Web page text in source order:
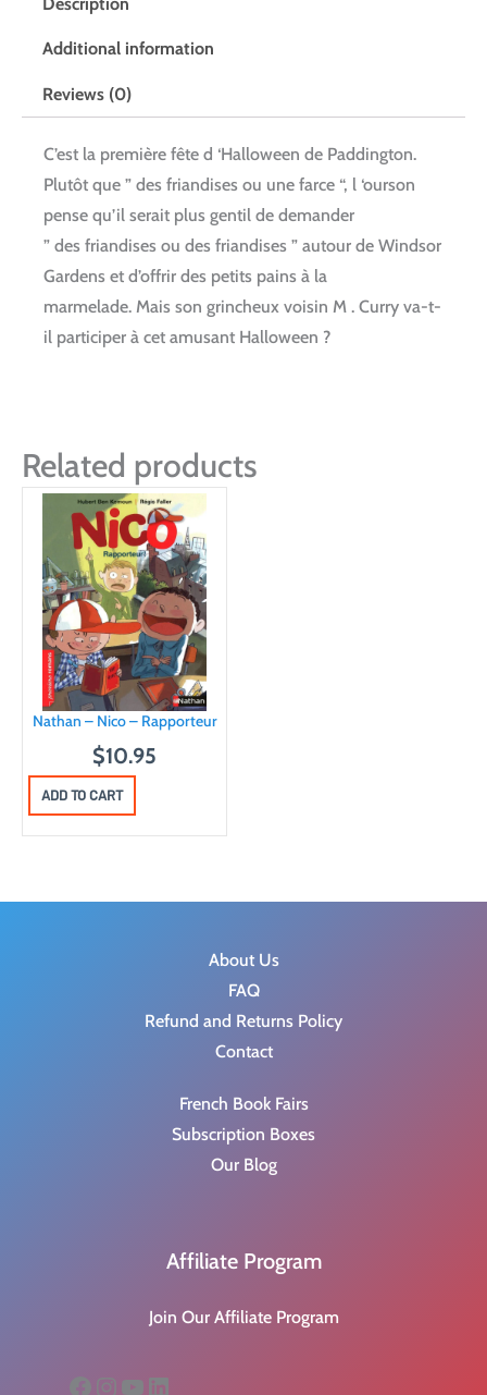
Additional information
Reviews (0)
C’est la première fête d ‘Halloween de Paddington.
Plutôt que ” des friandises ou une farce “, l ‘ourson
pense qu’il serait plus gentil de demander
” des friandises ou des friandises ” autour de Windsor
Gardens et d’offrir des petits pains à la
marmelade. Mais son grincheux voisin M . Curry va-t-
il participer à cet amusant Halloween ?
Related products
Nathan – Nico – Rapporteur
$10.95
ADD TO CART
About Us
FAQ
Refund and Returns Policy
Contact
French Book Fairs
Subscription Boxes
Our Blog
Affiliate Program
Join Our Affiliate Program
Facebook
Instagram
YouTube
LinkedIn